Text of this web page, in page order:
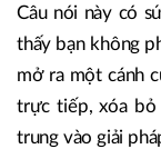
Câu nói này có
thấy bạn không
mở ra một cánh
trực tiếp, xóa bỏ
trung vào giải